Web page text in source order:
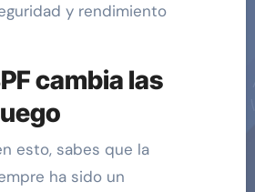
y rendimiento
cambia las
esto, sabes que la
ha sido un